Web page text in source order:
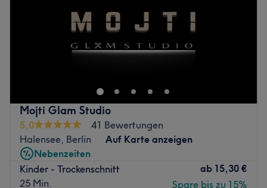
Mojti Glam Studio
5,0
41 Bewertungen
Halensee, Berlin
Auf Karte anzeigen
Nebenzeiten
Kinder - Trockenschnitt
25 Min.
ab 15,30 €
Spare bis zu 15%